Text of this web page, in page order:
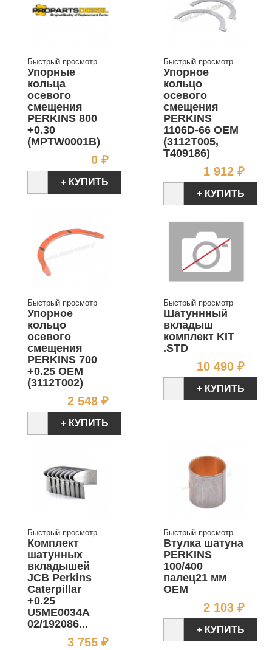
Быстрый просмотр
Упорные
кольца
осевого
смещения
PERKINS 800
+0.30
(MPTW0001B)
0 ₽Цена
+ КУПИТЬ
Быстрый просмотр
Упорное
кольцо
осевого
смещения
PERKINS
1106D-66 OEM
(3112T005,
T409186)
1 912 ₽
+ КУПИТЬ
Быстрый просмотр
Упорное
кольцо
осевого
смещения
PERKINS 700
+0.25 OEM
(3112T002)
2 548 ₽Цена
+ КУПИТЬ
Быстрый просмотр
Шатуннный
вкладыш
комплект KIT
.STD
10 490 ₽
+ КУПИТЬ
Быстрый просмотр
Комплект
шатунных
вкладышей
JCB Perkins
Caterpillar
+0.25
U5ME0034A
02/192086...
3 755 ₽Цена
Быстрый просмотр
Втулка шатуна
PERKINS
100/400
палец21 мм
OEM
2 103 ₽
+ КУПИТЬ